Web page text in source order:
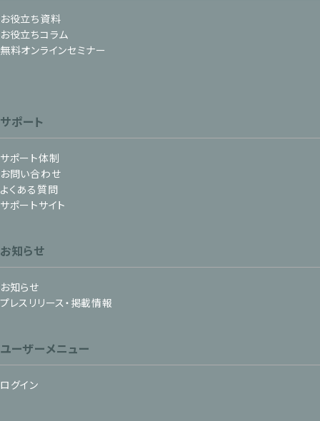
お役立ち資料
お役立ちコラム
無料オンラインセミナー
サポート
サポート体制
お問い合わせ
よくある質問
サポートサイト
お知らせ
お知らせ
プレスリリース・掲載情報
ユーザーメニュー
ログイン